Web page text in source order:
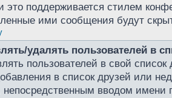
это поддерживается стилем
ими сообщения будут
удалять пользователей в
пользователей в свой
в список друзей или
непосредственным вводом имени